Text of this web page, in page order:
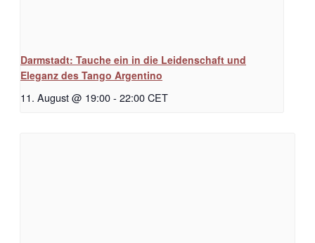
Darmstadt: Tauche ein in die Leidenschaft und
Eleganz des Tango Argentino
11. August @ 19:00- 22:00CET